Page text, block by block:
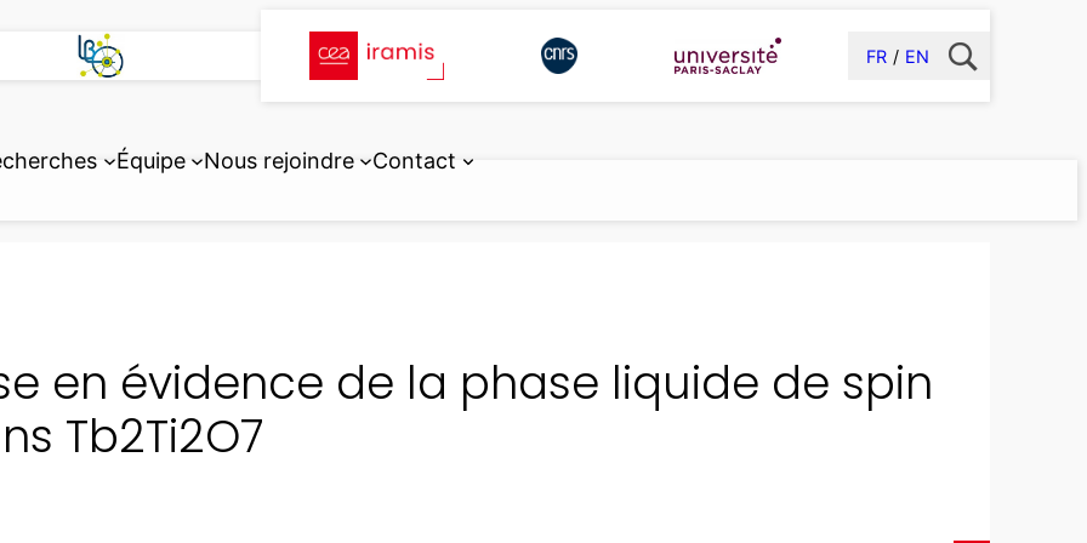
FR EN
Équipe Nous rejoindre Contact
en évidence de la phase liquide de spin
Tb2Ti2O7